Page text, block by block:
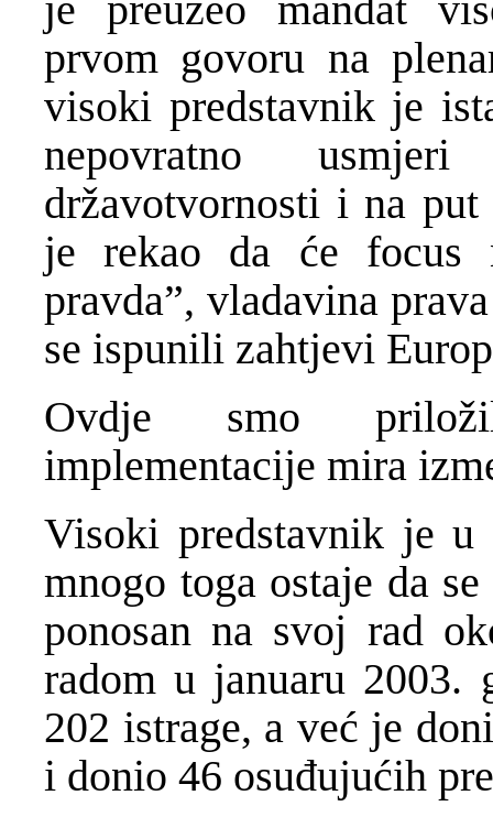
prvom govoru na
visoki predstavnik je
nepovratno
državotvornosti i na
je rekao da će focus
pravda”, vladavina
se ispunili zahtjevi
Ovdje smo
implementacije mira
Visoki predstavnik je
mnogo toga ostaje da
ponosan na svoj rad
radom u januaru
202 istrage, a već je
i donio 46 osuđujućih